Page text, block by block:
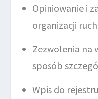
Opiniowanie i
organizacji
Zezwolenia na
sposób
Wpis do